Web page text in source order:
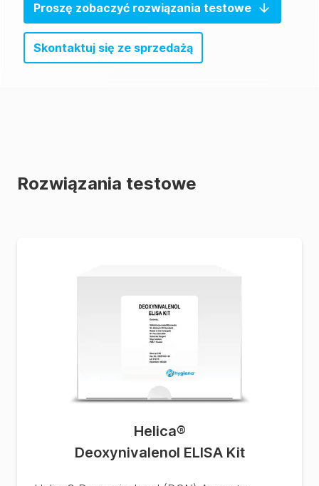
Proszę zobaczyć rozwiązania testowe
Skontaktuj się ze sprzedażą
Rozwiązania testowe
Helica®
Deoxynivalenol ELISA Kit